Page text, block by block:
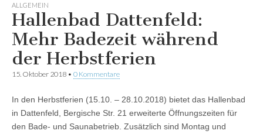
ALLGEMEIN
Hallenbad Dattenfeld:
Mehr Badezeit während
der Herbstferien
15. Oktober 2018 • 0 Kommentare
In den Herbstferien (15.10. – 28.10.2018) bietet das Hallenbad
in Dattenfeld, Bergische Str. 21 erweiterte Öffnungszeiten für
den Bade- und Saunabetrieb. Zusätzlich sind Montag und